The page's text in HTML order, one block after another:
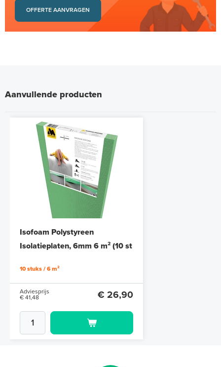
OFFERTE AANVRAGEN
Aanvullende producten
Isofoam Polystyreen
Isolatieplaten, 6mm 6 m² (10 st
10 stuks / 6 m²
Adviesprijs
€ 41,48
€ 26,90